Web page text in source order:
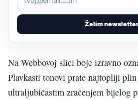
Želim newsletter
Na Webbovoj slici boje izravno
Plavkasti tonovi prate najtopliji
ultraljubičastim zračenjem bijelog